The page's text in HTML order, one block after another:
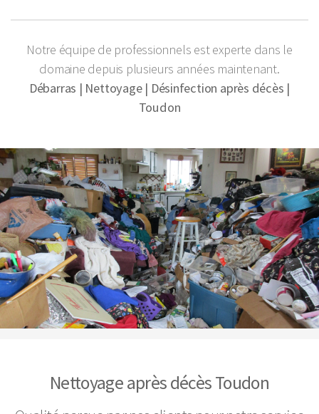
Notre équipe de professionnels est experte dans le
domaine depuis plusieurs années maintenant.
Débarras | Nettoyage | Désinfection après décès |
Toudon
Nettoyage après décès Toudon